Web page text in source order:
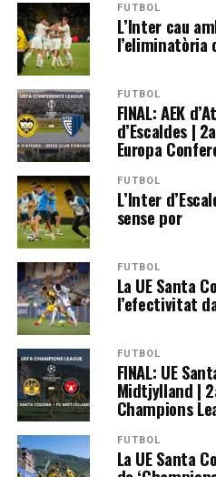
FUTBOL
L’Inter cau
l’eliminatòria
FUTBOL
FINAL: AEK
d’Escaldes |
Europa
FUTBOL
L’Inter
sense por
FUTBOL
La UE Santa
l’efectivitat
FUTBOL
FINAL: UE
Midtjylland |
Champions
FUTBOL
La UE Santa